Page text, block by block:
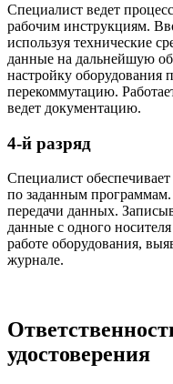
Специалист ведет
рабочим инструкциям.
используя технические
данные на дальнейшую
настройку
перекоммутацию.
ведет документацию.
4-й разряд
Специалист
по заданным программам.
передачи данных.
данные с одного
работе оборудования,
журнале.
удостоверения